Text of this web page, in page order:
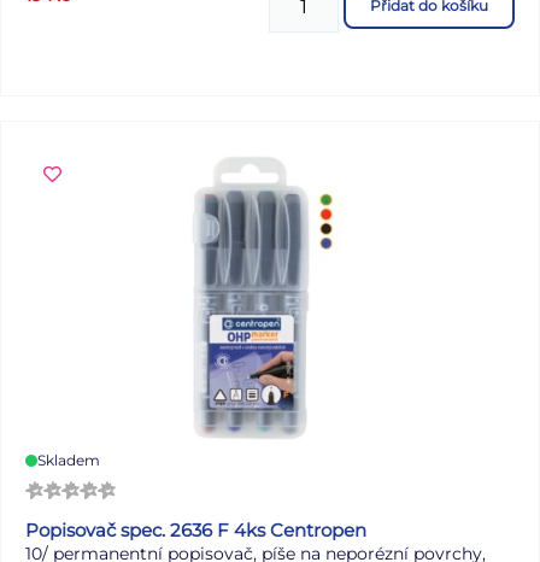
Přidat do košíku
Skladem
Popisovač spec. 2636 F 4ks Centropen
10/ permanentní popisovač, píše na neporézní povrchy,